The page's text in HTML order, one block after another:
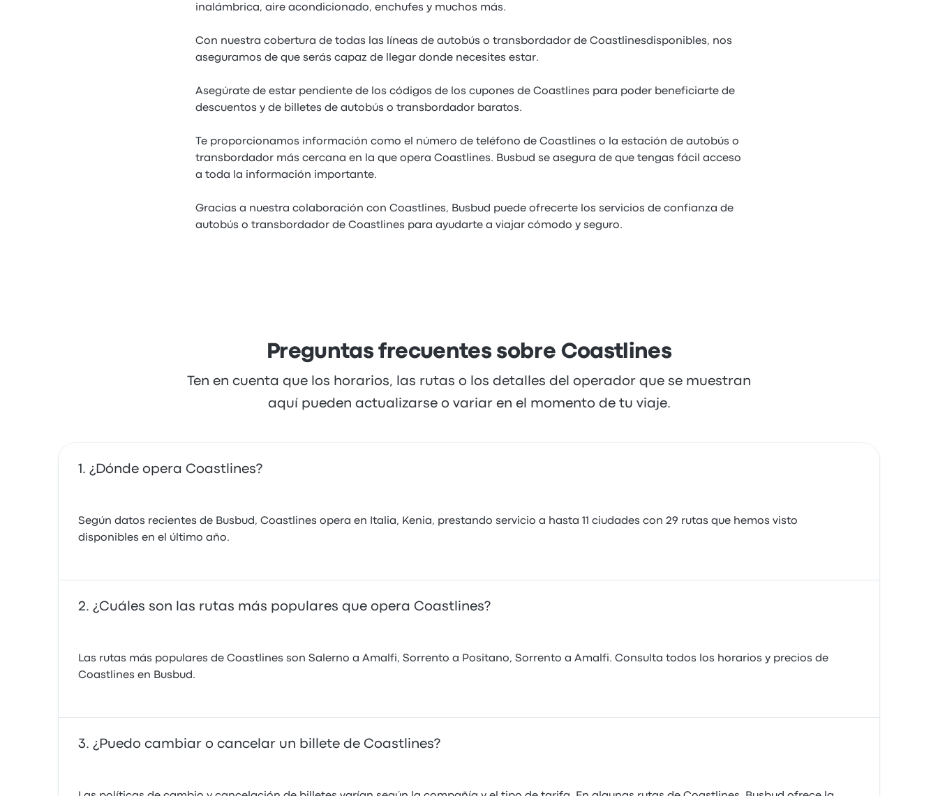
inalámbrica, aire acondicionado, enchufes y muchos más.
Con nuestra cobertura de todas las líneas de autobús o transbordador de Coastlinesdisponibles, nos
aseguramos de que serás capaz de llegar donde necesites estar.
Asegúrate de estar pendiente de los códigos de los cupones de Coastlines para poder beneficiarte de
descuentos y de billetes de autobús o transbordador baratos.
Te proporcionamos información como el número de teléfono de Coastlines o la estación de autobús o
transbordador más cercana en la que opera Coastlines. Busbud se asegura de que tengas fácil acceso
a toda la información importante.
Gracias a nuestra colaboración con Coastlines, Busbud puede ofrecerte los servicios de confianza de
autobús o transbordador de Coastlines para ayudarte a viajar cómodo y seguro.
Preguntas frecuentes sobre Coastlines
Ten en cuenta que los horarios, las rutas o los detalles del operador que se muestran
aquí pueden actualizarse o variar en el momento de tu viaje.
¿Dónde opera Coastlines?
Según datos recientes de Busbud, Coastlines opera en Italia, Kenia, prestando servicio a hasta 11 ciudades con 29 rutas que hemos visto
disponibles en el último año.
¿Cuáles son las rutas más populares que opera Coastlines?
Las rutas más populares de Coastlines son Salerno a Amalfi, Sorrento a Positano, Sorrento a Amalfi. Consulta todos los horarios y precios de
Coastlines en Busbud.
¿Puedo cambiar o cancelar un billete de Coastlines?